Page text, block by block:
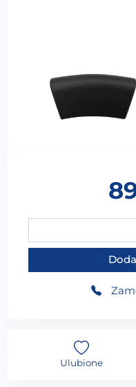
ilość ZAGŁÓWEK
Ulubione